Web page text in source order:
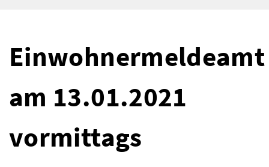
Einwohnermeldeamt
am 13.01.2021
vormittags